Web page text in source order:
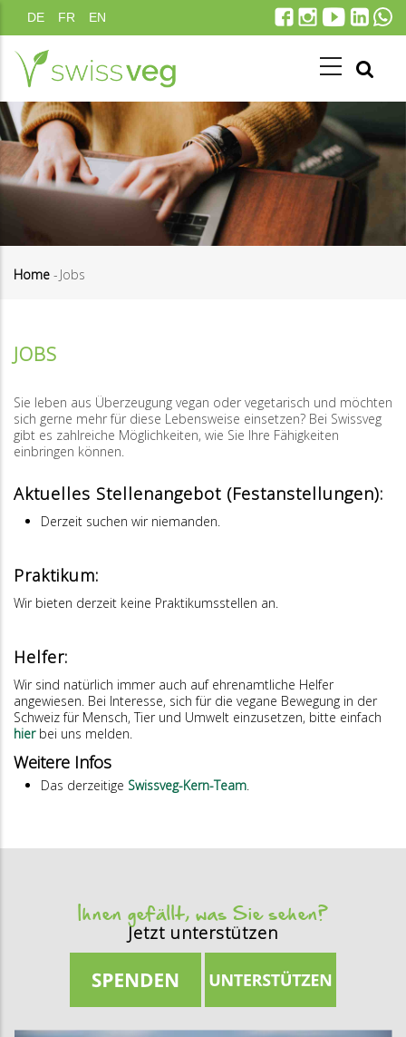
Direkt
zum
Inhalt
DE FR EN
Home - Jobs
JOBS
Sie leben aus Überzeugung vegan oder vegetarisch und möchten
sich gerne mehr für diese Lebensweise einsetzen? Bei Swissveg
gibt es zahlreiche Möglichkeiten, wie Sie Ihre Fähigkeiten
einbringen können.
Aktuelles Stellenangebot (Festanstellungen):
Derzeit suchen wir niemanden.
Praktikum:
Wir bieten derzeit keine Praktikumsstellen an.
Helfer:
Wir sind natürlich immer auch auf ehrenamtliche Helfer
angewiesen. Bei Interesse, sich für die vegane Bewegung in der
Schweiz für Mensch, Tier und Umwelt einzusetzen, bitte einfach
hierbei uns melden.
Weitere Infos
Das derzeitige Swissveg-Kern-Team
Ihnen gefällt, was Sie sehen?
Jetzt unterstützen